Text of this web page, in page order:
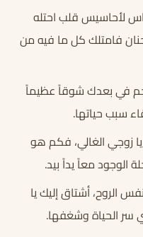
لأحاسيس قلب احتله
فامتلك كل ما فيه من
في بعدك شوقاً عظيماً
سبب حياتها.
زوجي الغالي، فكم هو
معاً يداً بيد.
الروح، أشتاق إليك يا
سر الحياة وشغفها.